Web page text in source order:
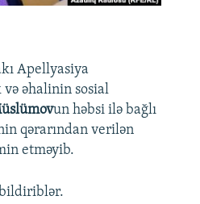
STANDARTLARIMIZ
Apellyasiya
və əhalinin sosial
un həbsi ilə bağlı
qərarından verilən
etməyib.